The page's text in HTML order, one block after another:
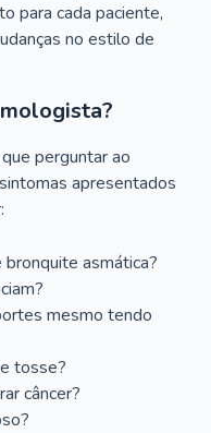
para cada paciente,
no estilo de
perguntar ao
apresentados
asmática?
mesmo tendo
tosse?
câncer?